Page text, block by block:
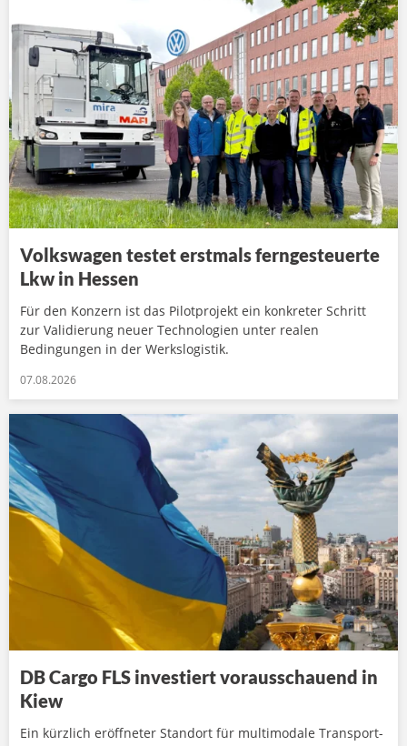
Volkswagen testet erstmals ferngesteuerte
Lkw in Hessen
Für den Konzern ist das Pilotprojekt ein konkreter Schritt
zur Validierung neuer Technologien unter realen
Bedingungen in der Werkslogistik.
07.08.2026
DB Cargo FLS investiert vorausschauend in
Kiew
Ein kürzlich eröffneter Standort für multimodale Transport-